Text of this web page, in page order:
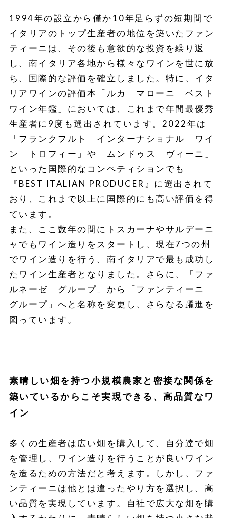
1994年の設立から僅か10年足らずの短期間で
イタリアのトップ生産者の地位を築いたファン
ティーニは、その後も意欲的な投資を繰り返
し、南イタリア各地から様々なワインを世に放
ち、国際的な評価を確立しました。特に、イタ
リアワインの評価本「ルカ マローニ ベスト
ワイン年鑑」においては、これまで年間最優秀
生産者に9度も選出されています。2022年は
「フランクフルト インターナショナル ワイ
ン トロフィー」や「ムンドゥス ヴィーニ」
といった国際的なコンペティションでも
『BEST ITALIAN PRODUCER』に選出されて
おり、これまで以上に国際的にも高い評価を得
ています。
また、ここ数年の間にトスカーナやサルデーニ
ャでもワイン造りをスタートし、現在7つの州
でワイン造りを行う、南イタリアで最も成功し
たワイン生産者となりました。さらに、「ファ
ルネーゼ グループ」から「ファンティーニ
グループ」へと名称を変更し、さらなる躍進を
図っています。
素晴しい畑を持つ小規模農家と密接な関係を
築いているからこそ実現できる、高品質なワ
イン
多くの生産者は広い畑を購入して、自分達で畑
を管理し、ワイン造りを行うことが良いワイン
を造るための方法だと考えます。しかし、ファ
ンティーニは他とは違ったやり方を選択し、高
い品質を実現しています。自社で広大な畑を購